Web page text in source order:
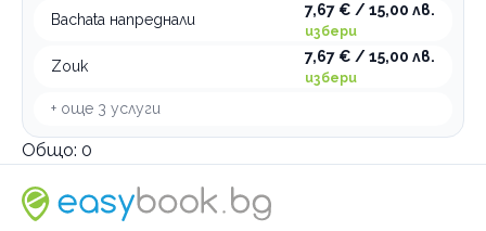
Bachata напреднали
7,67 € / 15,00 лв.
избери
Zouk
7,67 € / 15,00 лв.
избери
+ още 3 услуги
Общо: 0